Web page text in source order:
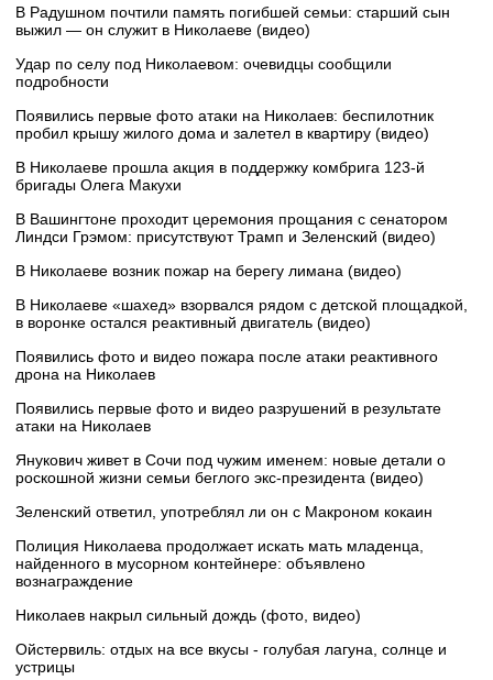
В Радушном почтили память погибшей семьи: старший сын
выжил — он служит в Николаеве (видео)
Удар по селу под Николаевом: очевидцы сообщили
подробности
Появились первые фото атаки на Николаев: беспилотник
пробил крышу жилого дома и залетел в квартиру (видео)
В Николаеве прошла акция в поддержку комбрига 123-й
бригады Олега Макухи
В Вашингтоне проходит церемония прощания с сенатором
Линдси Грэмом: присутствуют Трамп и Зеленский (видео)
В Николаеве возник пожар на берегу лимана (видео)
В Николаеве «шахед» взорвался рядом с детской площадкой,
в воронке остался реактивный двигатель (видео)
Появились фото и видео пожара после атаки реактивного
дрона на Николаев
Появились первые фото и видео разрушений в результате
атаки на Николаев
Янукович живет в Сочи под чужим именем: новые детали о
роскошной жизни семьи беглого экс-президента (видео)
Зеленский ответил, употреблял ли он с Макроном кокаин
Полиция Николаева продолжает искать мать младенца,
найденного в мусорном контейнере: объявлено
вознаграждение
Николаев накрыл сильный дождь (фото, видео)
Ойстервиль: отдых на все вкусы - голубая лагуна, солнце и
устрицы